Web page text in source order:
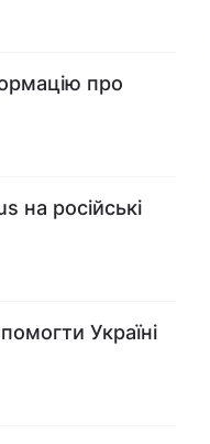
про
на російські
Україні